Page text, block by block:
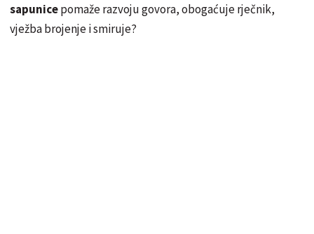
sapunicepomaže razvoju govora, obogaćuje rječnik,
vježba brojenje i smiruje?